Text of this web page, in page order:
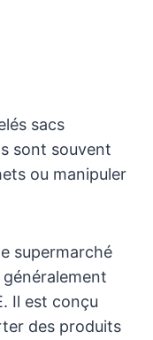
sacs
sont souvent
ou manipuler
supermarché
Il est conçu
des produits